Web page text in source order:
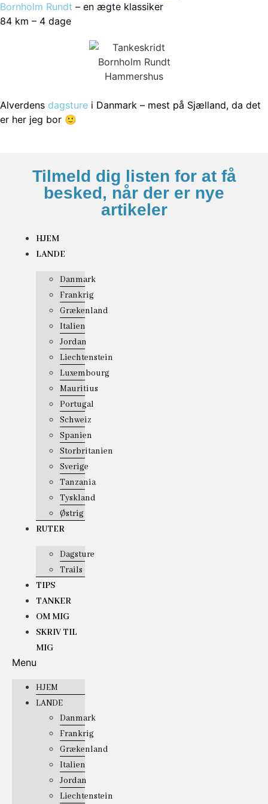
Bornholm Rundt – en ægte klassiker
84 km – 4 dage
Alverdens dagsture i Danmark – mest på Sjælland, da det
er her jeg bor 🙂
Tilmeld dig listen for at få
besked, når der er nye
artikeler
HJEM
LANDE
Danmark
Frankrig
Grækenland
Italien
Jordan
Liechtenstein
Luxembourg
Mauritius
Portugal
Schweiz
Spanien
Storbritanien
Sverige
Tanzania
Tyskland
Østrig
RUTER
Dagsture
Trails
TIPS
TANKER
OM MIG
SKRIV TIL
MIG
Menu
HJEM
LANDE
Danmark
Frankrig
Grækenland
Italien
Jordan
Liechtenstein